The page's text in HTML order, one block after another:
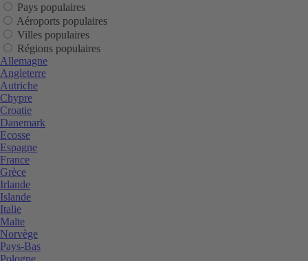
Pays populaires
Aéroports populaires
Villes populaires
Régions populaires
Allemagne
Angleterre
Autriche
Chypre
Croatie
Danemark
Ecosse
Espagne
France
Grèce
Irlande
Islande
Italie
Malte
Norvège
Pays-Bas
Pologne